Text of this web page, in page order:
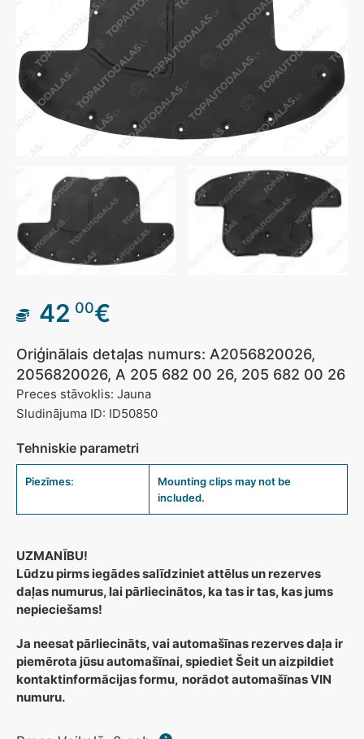
42 00€
Oriģinālais detaļas numurs: A2056820026,
2056820026, A 205 682 00 26, 205 682 00 26
Preces stāvoklis: Jauna
Sludinājuma ID: ID50850
Tehniskie parametri
Piezīmes:
Mounting clips may not be
included.
UZMANĪBU!
Lūdzu pirms iegādes salīdziniet attēlus un rezerves
daļas numurus, lai pārliecinātos, ka tas ir tas, kas jums
nepieciešams!
Ja neesat pārliecināts, vai automašīnas rezerves daļa ir
piemērota jūsu automašīnai, spiediet Šeit un aizpildiet
kontaktinformācijas formu, norādot automašīnas VIN
numuru.